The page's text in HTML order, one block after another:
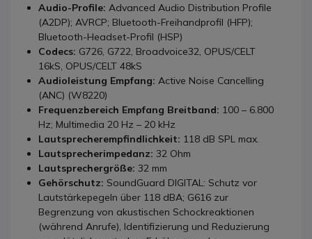
Audio-Profile: Advanced Audio Distribution Profile
(A2DP); AVRCP; Bluetooth-Freihandprofil (HFP);
Bluetooth-Headset-Profil (HSP)
Codecs: G726, G722, Broadvoice32, OPUS/CELT
16kS, OPUS/CELT 48kS
Audioleistung Empfang: Active Noise Cancelling
(ANC) (W8220)
Frequenzbereich Empfang Breitband: 100 – 6.800
Hz; Multimedia 20 Hz – 20 kHz
Lautsprecherempfindlichkeit: 118 dB SPL max.
Lautsprecherimpedanz: 32 Ohm
Lautsprechergröße: 32 mm
Gehörschutz: SoundGuard DIGITAL: Schutz vor
Lautstärkepegeln über 118 dBA; G616 zur
Begrenzung von akustischen Schockreaktionen
(während Anrufe), Identifizierung und Reduzierung